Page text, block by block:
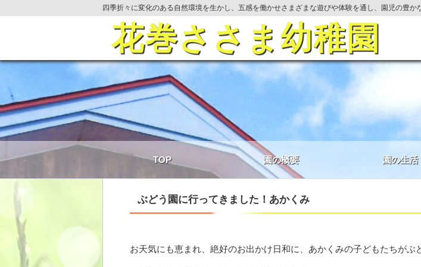
四季折々に変化のある自然環境を生かし、五感を働かせさまざまな遊びや体験を通し、園児の豊か
花巻ささま幼稚園
TOP 園の概要 園の生活
ぶどう園に行ってきました！あかくみ
お天気にも恵まれ、絶好のお出かけ日和に、あかくみの子どもたちがぶ